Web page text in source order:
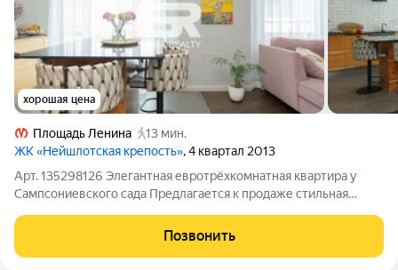
хорошая цена
Площадь Ленина
13 мин.
ЖК «Нейшлотская крепость», 4 квартал 2013
Арт. 135298126 Элегантная евротрёхкомнатная квартира у
Сампсониевского сада Предлагается к продаже стильная
105,5 м, расположенная в одном из самых зелёных и камерных
районов Выборгской стороны
Позвонить